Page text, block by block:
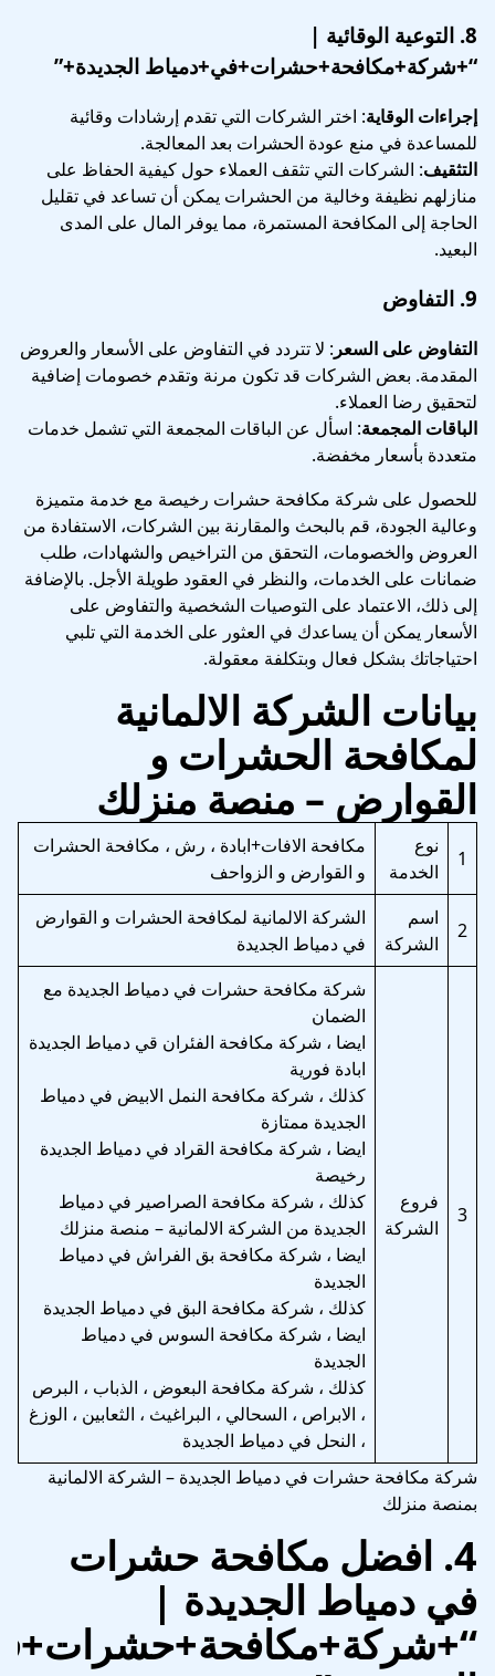
8. التوعية الوقائية |
“+شركة+مكافحة+حشرات+في+دمياط الجديدة+”
إجراءات الوقاية: اختر الشركات التي تقدم إرشادات وقائية
للمساعدة في منع عودة الحشرات بعد المعالجة.
التثقيف: الشركات التي تثقف العملاء حول كيفية الحفاظ على
منازلهم نظيفة وخالية من الحشرات يمكن أن تساعد في تقليل
الحاجة إلى المكافحة المستمرة، مما يوفر المال على المدى
البعيد.
9. التفاوض
التفاوض على السعر : لا تتردد في التفاوض على الأسعار والعروض
المقدمة. بعض الشركات قد تكون مرنة وتقدم خصومات إضافية
لتحقيق رضا العملاء.
الباقات المجمعة: اسأل عن الباقات المجمعة التي تشمل خدمات
متعددة بأسعار مخفضة.
للحصول على شركة مكافحة حشرات رخيصة مع خدمة متميزة
وعالية الجودة، قم بالبحث والمقارنة بين الشركات، الاستفادة من
العروض والخصومات، التحقق من التراخيص والشهادات، طلب
ضمانات على الخدمات، والنظر في العقود طويلة الأجل. بالإضافة
إلى ذلك، الاعتماد على التوصيات الشخصية والتفاوض على
الأسعار يمكن أن يساعدك في العثور على الخدمة التي تلبي
احتياجاتك بشكل فعال وبتكلفة معقولة.
بيانات الشركة الالمانية
لمكافحة الحشرات و
القوارض – منصة منزلك
1
نوع
الخدمة
مكافحة الافات+ابادة ، رش ، مكافحة الحشرات
و القوارض و الزواحف
2
اسم
الشركة
الشركة الالمانية لمكافحة الحشرات و القوارض
في دمياط الجديدة
3
فروع
الشركة
شركة مكافحة حشرات في دمياط الجديدة مع
الضمان
ايضا ، شركة مكافحة الفئران قي دمياط الجديدة
ابادة فورية
كذلك ، شركة مكافحة النمل الابيض في دمياط
الجديدة ممتازة
ايضا ، شركة مكافحة القراد في دمياط الجديدة
رخيصة
كذلك ، شركة مكافحة الصراصير في دمياط
الجديدة من الشركة الالمانية – منصة منزلك
ايضا ، شركة مكافحة بق الفراش في دمياط
الجديدة
كذلك ، شركة مكافحة البق في دمياط الجديدة
ايضا ، شركة مكافحة السوس في دمياط
الجديدة
كذلك ، شركة مكافحة البعوض ، الذباب ، البرص
، الابراص ، السحالي ، البراغيث ، الثعابين ، الوزغ
، النحل في دمياط الجديدة
شركة مكافحة حشرات في دمياط الجديدة – الشركة الالمانية
بمنصة منزلك
4. افضل مكافحة حشرات
في دمياط الجديدة |